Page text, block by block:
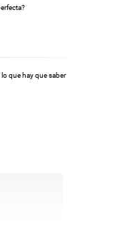
que hay que saber